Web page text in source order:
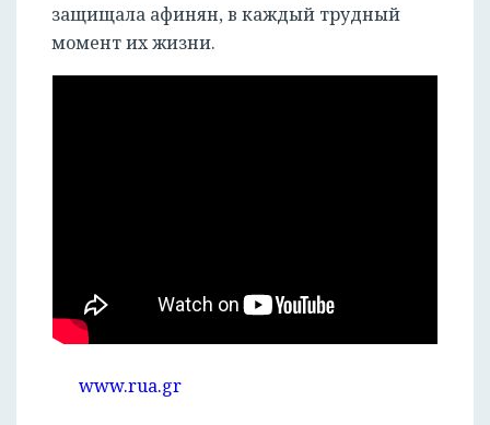
защищала афинян, в каждый трудный
момент их жизни.
www.rua.gr